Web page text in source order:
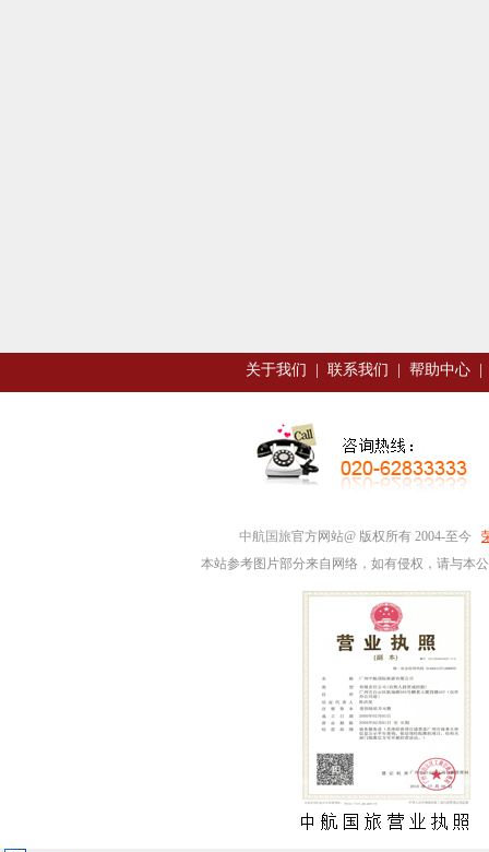
关于我们 联系我们 帮助中心
中航国旅官方网站@ 版权所有 2004-至今
本站参考图片部分来自网络，如有侵权，请与本